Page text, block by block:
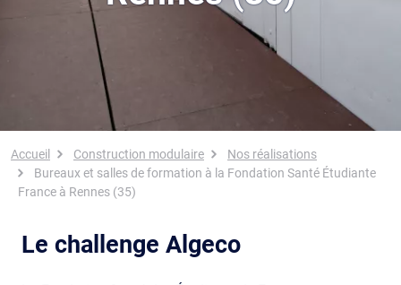
Fil d'Ariane
Accueil Construction modulaire
Nos réalisations
Bureaux et salles de formation à la Fondation Santé Étudiante
France à Rennes (35)
Le challenge Algeco